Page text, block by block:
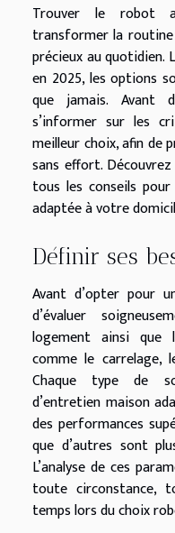
Trouver le robot
transformer la
précieux au quotidien.
en 2025, les options
que jamais. Avant
s’informer sur les
meilleur choix, afin de
sans effort.
tous les conseils
adaptée à votre
Définir ses
Avant d’opter pour
d’évaluer
logement ainsi que
comme le carrelage,
Chaque type de
d’entretien maison
des performances
que d’autres sont
L’analyse de ces
toute circonstance,
temps lors du choix